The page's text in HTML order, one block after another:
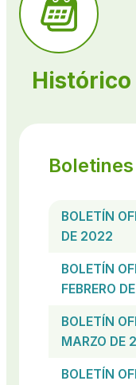
Histórico
BOLETÍN
DE 2022
BOLETÍN
FEBRERO
BOLETÍN
MARZO DE
BOLETÍN